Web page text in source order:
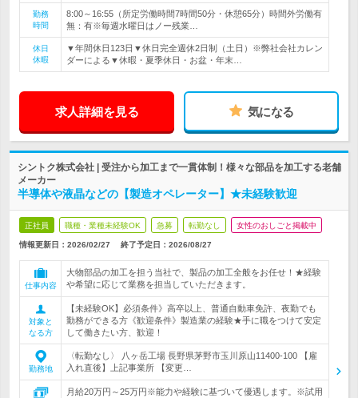
勤務
時間
8:00～16:55（所定労働時間7時間50分・休憩65分）時間外労働有
無：有※毎週水曜日はノー残業…
休日
休暇
▼年間休日123日▼休日完全週休2日制（土日）※弊社会社カレン
ダーによる▼休暇・夏季休日・お盆・年末…
求人詳細を見る 気になる
シントク株式会社 | 受注から加工まで一貫体制！様々な部品を加工する老舗
メーカー
半導体や液晶などの【製造オペレーター】★未経験歓迎
正社員 職種・業種未経験OK 急募 転勤なし 女性のおしごと掲載中
情報更新日：2026/02/27 終了予定日： 2026/08/27
仕事内容
大物部品の加工を担う当社で、製品の加工全般をお任せ！★経験
や希望に応じて業務を担当していただきます。
対象と
なる方
【未経験OK】必須条件》高卒以上、普通自動車免許、夜勤でも
勤務ができる方《歓迎条件》製造業の経験★手に職をつけて安定
して働きたい方、歓迎！
勤務地
〈転勤なし〉 八ヶ岳工場 長野県茅野市玉川原山11400-100 【雇
入れ直後】上記事業所 【変更…
月給20万円～25万円※能力や経験に基づいて優遇します。※試用